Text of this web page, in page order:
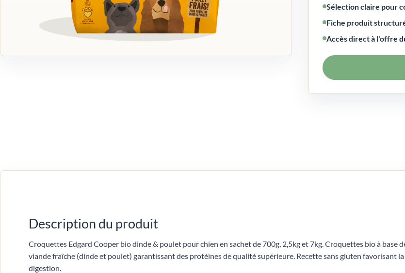
Sélection claire pour
Fiche produit
Accès direct à l'offre
Description du produit
Croquettes Edgard Cooper bio dinde & poulet pour chien en sachet de 700g, 2,5kg et 7kg. Croquettes bio à base
viande fraîche (dinde et poulet) garantissant des protéines de qualité supérieure. Recette sans gluten favorisant la
digestion.